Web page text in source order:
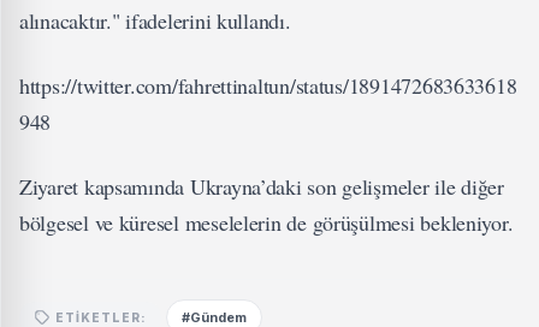
alınacaktır." ifadelerini kullandı.
https://twitter.com/fahrettinaltun/status/1891472683633618
948
Ziyaret kapsamında Ukrayna’daki son gelişmeler ile diğer
bölgesel ve küresel meselelerin de görüşülmesi bekleniyor.
ETIKETLER: #Gündem